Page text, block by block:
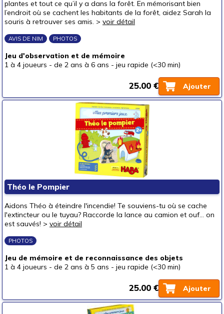
plantes et tout ce qu’il y a dans la forêt. En mémorisant bien
l’endroit où se cachent les habitants de la forêt, aidez Sarah la
souris à retrouver ses amis. > voir détail
AVIS DE NIM PHOTOS
Jeu d'observation et de mémoire
1 à 4 joueurs - de 2 ans à 6 ans - jeu rapide (<30 min)
Ajouter
25.00 €
Théo le Pompier
Aidons Théo à éteindre l'incendie! Te souviens-tu où se cache
l'extincteur ou le tuyau? Raccorde la lance au camion et ouf... on
est sauvés! > voir détail
PHOTOS
Jeu de mémoire et de reconnaissance des objets
1 à 4 joueurs - de 2 ans à 5 ans - jeu rapide (<30 min)
Ajouter
25.00 €